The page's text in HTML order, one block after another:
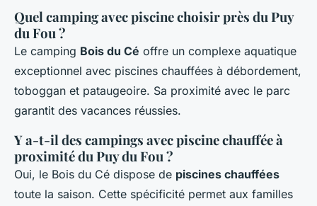
Quel camping avec piscine choisir près du Puy
du Fou ?
Le camping Bois du Cé offre un complexe aquatique
exceptionnel avec piscines chauffées à débordement,
toboggan et pataugeoire. Sa proximité avec le parc
garantit des vacances réussies.
Y a-t-il des campings avec piscine chauffée à
proximité du Puy du Fou ?
Oui, le Bois du Cé dispose de piscines chauffées
toute la saison. Cette spécificité permet aux familles